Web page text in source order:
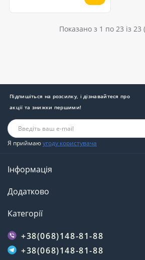
Показано з 1 по 23 із 23
Підпишіться на розсилку, і дізнавайтеся про
акції та знижки першими!
Я приймаюугоду користувача
Інформація
Додатково
Категорії
+38(068)148-81-88
+38(068)148-81-88